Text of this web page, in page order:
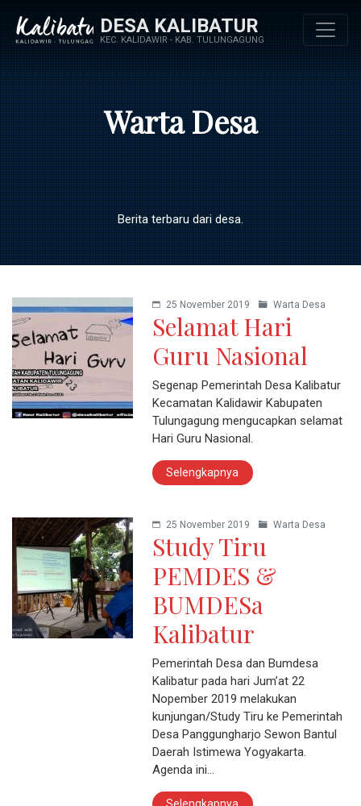
DESA KALIBATUR
KEC. KALIDAWIR - KAB. TULUNGAGUNG
Warta Desa
Berita terbaru dari desa.
25 November 2019 Warta Desa
Selamat Hari
Guru Nasional
Segenap Pemerintah Desa Kalibatur
Kecamatan Kalidawir Kabupaten
Tulungagung mengucapkan selamat
Hari Guru Nasional.
Selengkapnya
25 November 2019 Warta Desa
Study Tiru
PEMDES &
BUMDESa
Kalibatur
Pemerintah Desa dan Bumdesa
Kalibatur pada hari Jum’at 22
Nopember 2019 melakukan
kunjungan/Study Tiru ke Pemerintah
Desa Panggungharjo Sewon Bantul
Daerah Istimewa Yogyakarta.
Agenda ini…